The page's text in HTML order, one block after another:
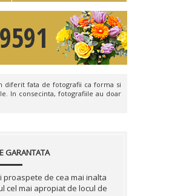
diferit fata de fotografii ca forma si
In consecinta, fotografiile au doar
GARANTATA
de cea mai inalta
cel mai apropiat de locul de